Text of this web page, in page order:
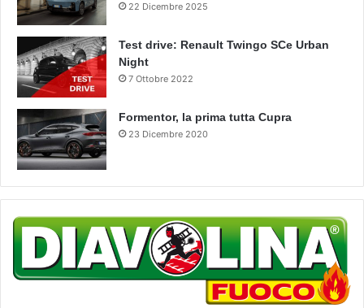
22 Dicembre 2025
Test drive: Renault Twingo SCe Urban
Night
7 Ottobre 2022
Formentor, la prima tutta Cupra
23 Dicembre 2020